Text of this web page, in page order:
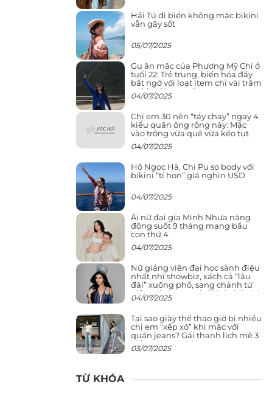
Hải Tú đi biển không mặc bikini
vẫn gây sốt
05/07/2025
Gu ăn mặc của Phương Mỹ Chi ở
tuổi 22: Trẻ trung, biến hóa đầy
bất ngờ với loạt item chỉ vài trăm
nghìn đã mua được
04/07/2025
Chị em 30 nên “tẩy chay” ngay 4
kiểu quần ống rộng này: Mặc
vào trông vừa quê vừa kéo tụt
chiều cao
04/07/2025
Hồ Ngọc Hà, Chi Pu so body với
bikini “tí hon” giá nghìn USD
04/07/2025
Ái nữ đại gia Minh Nhựa năng
động suốt 9 tháng mang bầu
con thứ 4
04/07/2025
Nữ giảng viên đại học sành điệu
nhất nhì showbiz, xách cả “lâu
đài” xuống phố, sang chảnh từ
giảng đường ra phố khó ai đọ lại
04/07/2025
Tại sao giày thể thao giờ bị nhiều
chị em “xếp xó” khi mặc với
quần jeans? Gái thanh lịch mê 3
kiểu này hơn hẳn
03/07/2025
TỪ KHÓA